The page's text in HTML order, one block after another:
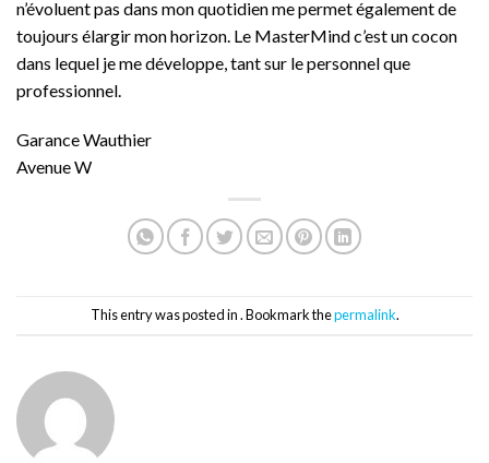
n’évoluent pas dans mon quotidien me permet également de
toujours élargir mon horizon. Le MasterMind c’est un cocon
dans lequel je me développe, tant sur le personnel que
professionnel.
Garance Wauthier
Avenue W
This entry was posted in . Bookmark thepermalink.